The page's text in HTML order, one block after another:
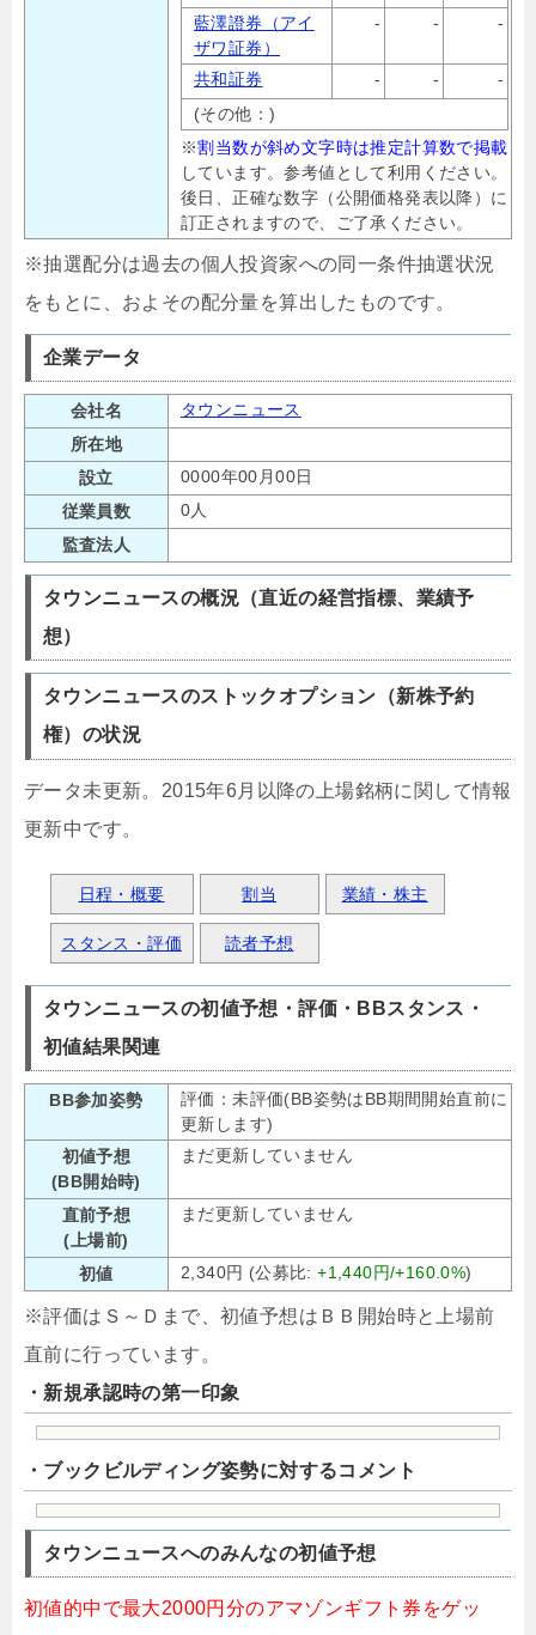
藍澤證券（アイ
ザワ証券）
- - -
共和証券 - -
-
(その他：)
※割当数が斜め文字時は推定計算数で掲載
しています。参考値として利用ください。
後日、正確な数字（公開価格発表以降）に
訂正されますので、ご了承ください。
※抽選配分は過去の個人投資家への同一条件抽選状況
をもとに、およその配分量を算出したものです。
企業データ
会社名
タウンニュース
所在地
設立
0000年00月00日
従業員数
0人
監査法人
タウンニュースの概況（直近の経営指標、業績予
想）
タウンニュースのストックオプション（新株予約
権）の状況
データ未更新。2015年6月以降の上場銘柄に関して情報
更新中です。
日程・概要 割当 業績・株主
スタンス・評価 読者予想
タウンニュースの初値予想・評価・BBスタンス・
初値結果関連
BB参加姿勢
評価：未評価(BB姿勢はBB期間開始直前に
更新します)
初値予想
(BB開始時)
まだ更新していません
直前予想
(上場前)
まだ更新していません
初値 2,340円 (公募比:+1,440円/+160.0%)
※評価はＳ～Ｄまで、初値予想はＢＢ開始時と上場前
直前に行っています。
・新規承認時の第一印象
・ブックビルディング姿勢に対するコメント
タウンニュースへのみんなの初値予想
初値的中で最大2000円分のアマゾンギフト券をゲッ